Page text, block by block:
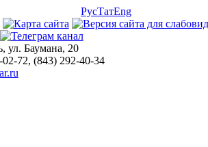
РусТатEng
ул. Баумана, 20
02-72, (843) 292-40-34